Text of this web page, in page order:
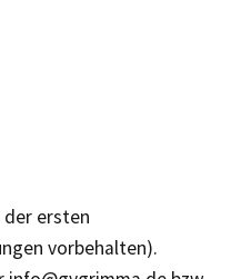
ersten
vorbehalten).